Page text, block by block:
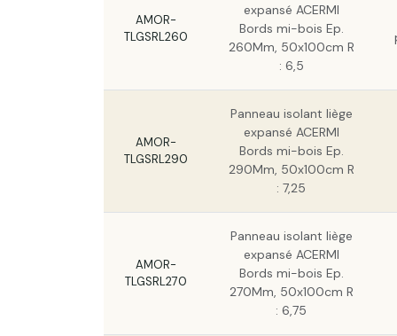
AMOR-
TLGSRL260
expansé ACERMI
Bords mi-bois Ep.
260Mm, 50x100cm R
: 6,5
AMOR-
TLGSRL290
Panneau isolant liège
expansé ACERMI
Bords mi-bois Ep.
290Mm, 50x100cm R
: 7,25
AMOR-
TLGSRL270
Panneau isolant liège
expansé ACERMI
Bords mi-bois Ep.
270Mm, 50x100cm R
: 6,75